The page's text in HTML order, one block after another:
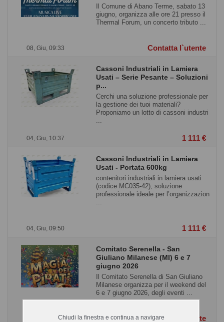
08, Giu, 09:33
Il Comune di Abano Terme, sabato 13
giugno, organizza alle ore 21 presso il
Thermal Forum, un concerto tributo ...
Contatta l`utente
04, Giu, 10:37
Cassoni Industriali in Lamiera
Usati – Serie Pesante – Soluzioni
p...
Cerchi una soluzione professionale per
la gestione dei tuoi materiali?
Proponiamo un lotto di cassoni industri
...
1 111 €
04, Giu, 09:50
Cassoni Industriali in Lamiera
Usati - Portata 600kg
contenitori industriali in lamiera usati
(codice MC035-42), soluzione
professionale ideale per l’organizzazion
...
1 111 €
04, Giu, 09:38
Comitato Serenella - San
Giuliano Milanese (MI) 6 e 7
giugno 2026
Il Comitato Serenella di San Giuliano
Milanese organizza per il weekend del
6 e 7 giugno 2026, degli eventi ...
Contatta l`utente
Chiudi la finestra e continua a navigare